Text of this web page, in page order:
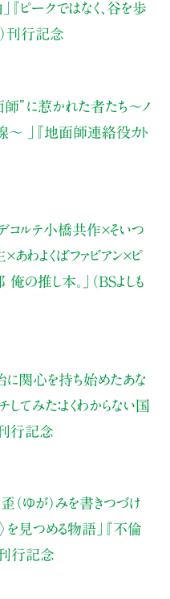
『ピークではなく、谷を歩
）刊行記念
師”に惹かれた者たち〜ノ
〜 」
『地面師連絡役カト
コルテ小橋共作×そいつ
わよくばファビアン×ピ
の推し本。」（BSよしも
に関心を持ち始めたあな
してみた：よくわからない国
刊行記念
歪（ゆが）みを書きつづけ
見つめる物語」
『不倫
刊行記念